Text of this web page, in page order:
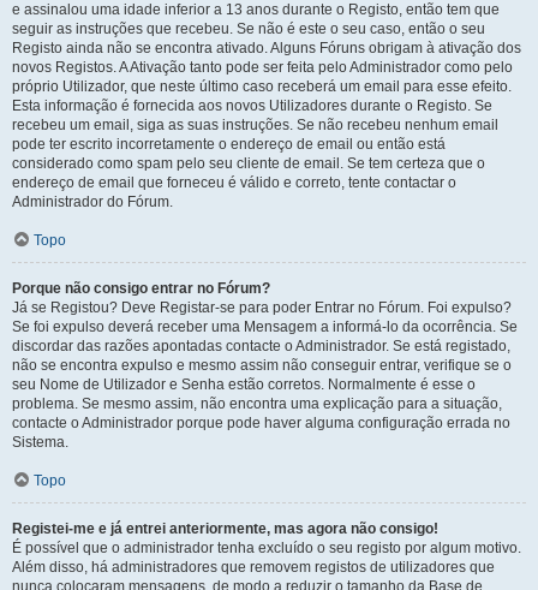
e assinalou uma idade inferior a 13 anos durante o Registo, então tem que
seguir as instruções que recebeu. Se não é este o seu caso, então o seu
Registo ainda não se encontra ativado. Alguns Fóruns obrigam à ativação dos
novos Registos. A Ativação tanto pode ser feita pelo Administrador como pelo
próprio Utilizador, que neste último caso receberá um email para esse efeito.
Esta informação é fornecida aos novos Utilizadores durante o Registo. Se
recebeu um email, siga as suas instruções. Se não recebeu nenhum email
pode ter escrito incorretamente o endereço de email ou então está
considerado como spam pelo seu cliente de email. Se tem certeza que o
endereço de email que forneceu é válido e correto, tente contactar o
Administrador do Fórum.
Topo
Porque não consigo entrar no Fórum?
Já se Registou? Deve Registar-se para poder Entrar no Fórum. Foi expulso?
Se foi expulso deverá receber uma Mensagem a informá-lo da ocorrência. Se
discordar das razões apontadas contacte o Administrador. Se está registado,
não se encontra expulso e mesmo assim não conseguir entrar, verifique se o
seu Nome de Utilizador e Senha estão corretos. Normalmente é esse o
problema. Se mesmo assim, não encontra uma explicação para a situação,
contacte o Administrador porque pode haver alguma configuração errada no
Sistema.
Topo
Registei-me e já entrei anteriormente, mas agora não consigo!
É possível que o administrador tenha excluído o seu registo por algum motivo.
Além disso, há administradores que removem registos de utilizadores que
nunca colocaram mensagens, de modo a reduzir o tamanho da Base de